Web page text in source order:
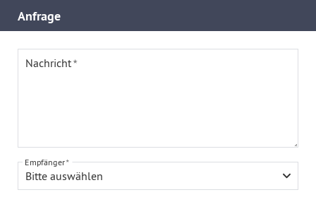
Anfrage
Nachricht
Bitte auswählen
Empfänger